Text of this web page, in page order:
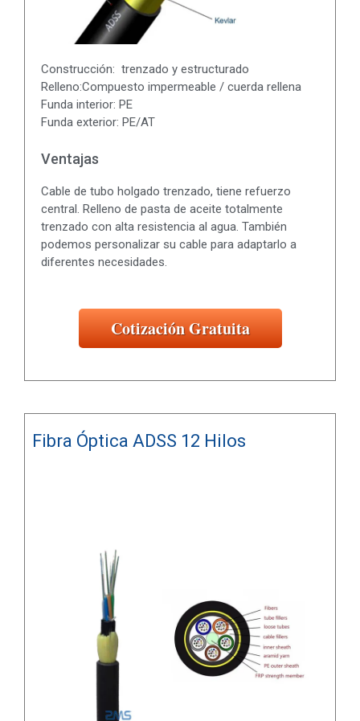
Construcción: trenzado y estructurado
Relleno:Compuesto impermeable / cuerda rellena
Funda interior: PE
Funda exterior: PE/AT
Ventajas
Cable de tubo holgado trenzado, tiene refuerzo
central. Relleno de pasta de aceite totalmente
trenzado con alta resistencia al agua. También
podemos personalizar su cable para adaptarlo a
diferentes necesidades.
Cotización Gratuita
Fibra Óptica ADSS 12 Hilos